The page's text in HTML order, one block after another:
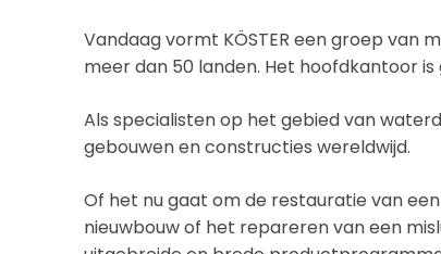
Vandaag vormt KÖSTER een groep van
meer dan 50 landen. Het hoofdkantoor is
Als specialisten op het gebied van
gebouwen en constructies wereldwijd.
Of het nu gaat om de restauratie van
nieuwbouw of het repareren van een